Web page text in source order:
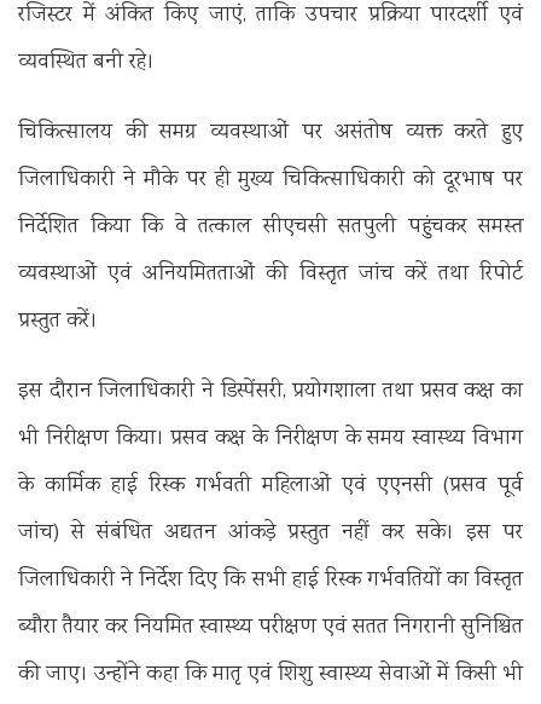
रजिस्टर में अंकित किए जाएं, ताकि उपचार प्रक्रिया पारदर्शी एवं
व्यवस्थित बनी रहे।
चिकित्सालय की समग्र व्यवस्थाओं पर असंतोष व्यक्त करते हुए
जिलाधिकारी ने मौके पर ही मुख्य चिकित्साधिकारी को दूरभाष पर
निर्देशित किया कि वे तत्काल सीएचसी सतपुली पहुंचकर समस्त
व्यवस्थाओं एवं अनियमितताओं की विस्तृत जांच करें तथा रिपोर्ट
प्रस्तुत करें।
इस दौरान जिलाधिकारी ने डिस्पेंसरी, प्रयोगशाला तथा प्रसव कक्ष का
भी निरीक्षण किया। प्रसव कक्ष के निरीक्षण के समय स्वास्थ्य विभाग
के कार्मिक हाई रिस्क गर्भवती महिलाओं एवं एएनसी (प्रसव पूर्व
जांच) से संबंधित अद्यतन आंकड़े प्रस्तुत नहीं कर सके। इस पर
जिलाधिकारी ने निर्देश दिए कि सभी हाई रिस्क गर्भवतियों का विस्तृत
ब्यौरा तैयार कर नियमित स्वास्थ्य परीक्षण एवं सतत निगरानी सुनिश्चित
की जाए। उन्होंने कहा कि मातृ एवं शिशु स्वास्थ्य सेवाओं में किसी भी